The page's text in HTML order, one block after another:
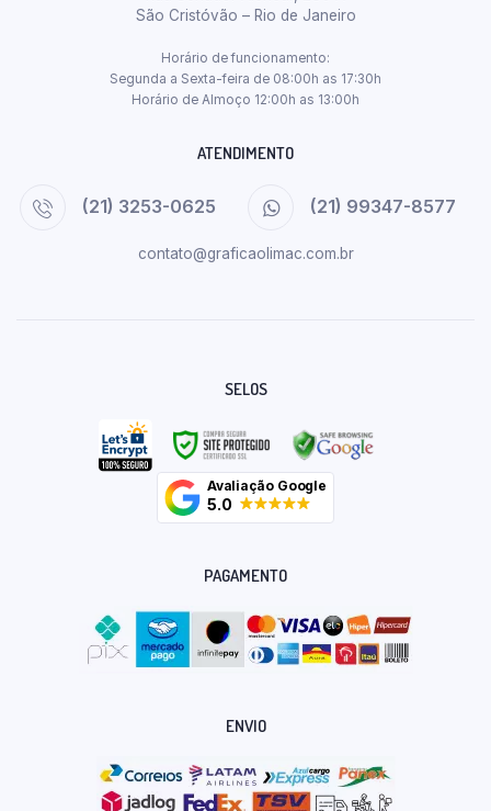
São Cristóvão – Rio de Janeiro
Horário de funcionamento:
Segunda a Sexta-feira de 08:00h as 17:30h
Horário de Almoço 12:00h as 13:00h
ATENDIMENTO
(21) 3253-0625 (21) 99347-8577
contato@graficaolimac.com.br
SELOS
Avaliação Google
5.0
PAGAMENTO
ENVIO